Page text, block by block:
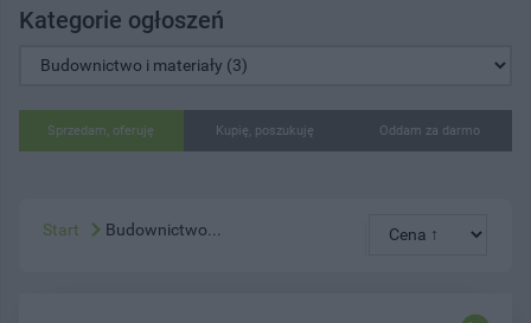
Kategorie ogłoszeń
Sprzedam, oferuję Kupię, poszukuję Oddam za darmo
Start Budownictwo...